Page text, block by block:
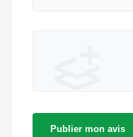
Publier mon avis